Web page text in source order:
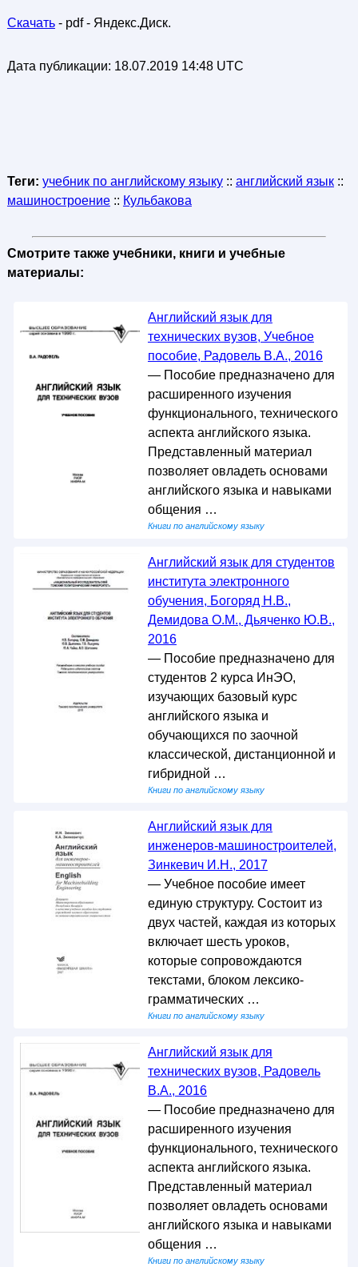
Скачать- pdf - Яндекс.Диск.
Дата публикации: 18.07.2019 14:48 UTC
Теги: учебник по английскому языку:: английский язык::
машиностроение:: Кульбакова
Смотрите также учебники, книги и учебные
материалы:
Английский язык для
технических вузов, Учебное
пособие, Радовель В.А., 2016
— Пособие предназначено для
расширенного изучения
функционального, технического
аспекта английского языка.
Представленный материал
позволяет овладеть основами
английского языка и навыками
общения …
Книги по английскому языку
Английский язык для студентов
института электронного
обучения, Богоряд Н.В.,
Демидова О.М., Дьяченко Ю.В.,
2016
— Пособие предназначено для
студентов 2 курса ИнЭО,
изучающих базовый курс
английского языка и
обучающихся по заочной
классической, дистанционной и
гибридной …
Книги по английскому языку
Английский язык для
инженеров-машиностроителей,
Зинкевич И.Н., 2017
— Учебное пособие имеет
единую структуру. Состоит из
двух частей, каждая из которых
включает шесть уроков,
которые сопровождаются
текстами, блоком лексико-
грамматических …
Книги по английскому языку
Английский язык для
технических вузов, Радовель
В.А., 2016
— Пособие предназначено для
расширенного изучения
функционального, технического
аспекта английского языка.
Представленный материал
позволяет овладеть основами
английского языка и навыками
общения …
Книги по английскому языку